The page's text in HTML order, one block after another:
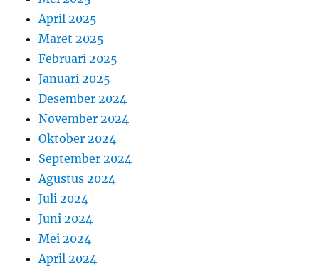
April 2025
Maret 2025
Februari 2025
Januari 2025
Desember 2024
November 2024
Oktober 2024
September 2024
Agustus 2024
Juli 2024
Juni 2024
Mei 2024
April 2024